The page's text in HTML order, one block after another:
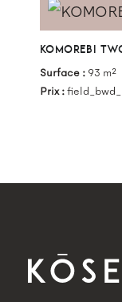
KOMOREBI
Surface : 93 m²
Prix :